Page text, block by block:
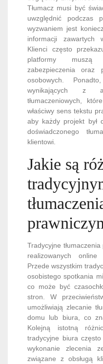
Tłumacz musi być
uwzględnić podczas
wyzwaniem jest
informacji zawartych
Klienci często
platformy muszą
zabezpieczenia oraz
osobowych.
wynikających z
tłumaczeniowych,
właściwy sens tekstu
aby każdy projekt był
doświadczonego
klientowi.
Jakie są
Tradycyjne
realizowanych
Przede wszystkim
osobistego spotkania
co może być
stron. W
umożliwiają zlecanie
domu lub biura, co
Kolejną istotną
tradycyjne biura
wykonanie zlecenia
związane z obsługą